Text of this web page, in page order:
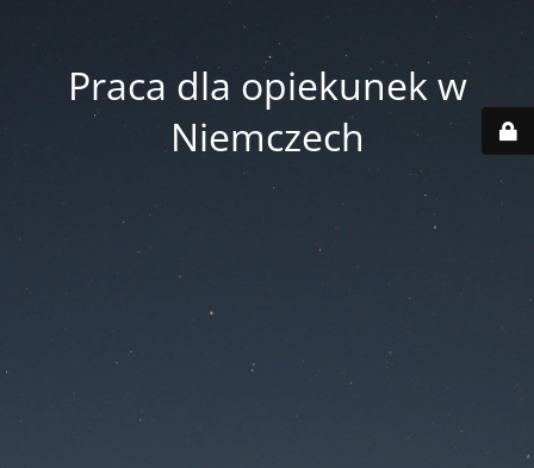
Praca dla opiekunek w
Niemczech